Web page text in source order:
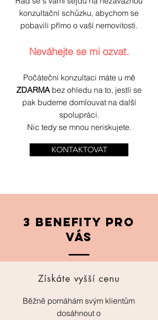
konzultační schůzku, abychom se
pobavili přímo o vaší nemovitosti.
Neváhejte se mi ozvat.
Počáteční konzultaci máte u mě
ZDARMA bez ohledu na to, jestli se
pak budeme domlouvat na další
spolupráci.
Nic tedy se mnou neriskujete.
KONTAKTOVAT
3 BENEFITY PRO
VÁS
Získáte vyšší cenu
Běžně pomáhám svým klientům
dosáhnout o